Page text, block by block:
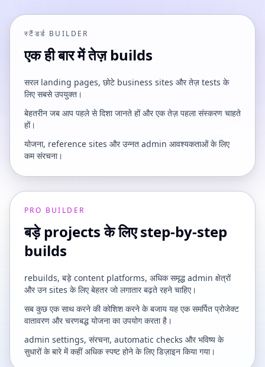
स्टैंडर्ड BUILDER
एक ही बार में तेज़ builds
सरल landing pages, छोटे business sites और तेज़ tests के
लिए सबसे उपयुक्त।
बेहतरीन जब आप पहले से दिशा जानते हों और एक तेज़ पहला संस्करण चाहते
हों।
योजना, reference sites और उन्नत admin आवश्यकताओं के लिए
कम संरचना।
PRO BUILDER
बड़े projects के लिए step-by-step
builds
rebuilds, बड़े content platforms, अधिक समृद्ध admin क्षेत्रों
और उन sites के लिए बेहतर जो लगातार बढ़ते रहने चाहिए।
सब कुछ एक साथ करने की कोशिश करने के बजाय यह एक समर्पित प्रोजेक्ट
वातावरण और चरणबद्ध योजना का उपयोग करता है।
admin settings, संरचना, automatic checks और भविष्य के
सुधारों के बारे में कहीं अधिक स्पष्ट होने के लिए डिज़ाइन किया गया।